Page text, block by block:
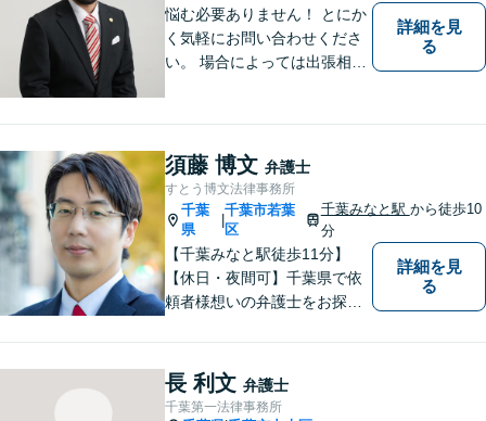
う尽力します。
悩む必要ありません！ とにか
く気軽にお問い合わせくださ
い。 場合によっては出張相談
詳細を見
る
須藤 博文 弁護士
すとう博文法律事務所
千葉
県
千葉市若葉
区
千葉みなと駅 から徒歩10
分
【千葉みなと駅徒歩11分】
【休日・夜間可】千葉県で依
頼者様想いの弁護士をお探し
の経済面・精神面を大切に
し、幸福な生活を実現するた
めに努力を惜しみません。債
詳細を見
る
長 利文 弁護士
千葉第一法律事務所